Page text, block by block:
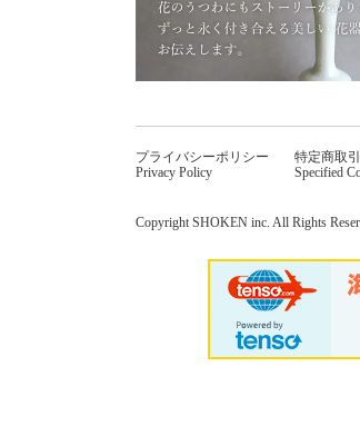
プライバシーポリシー
Privacy Policy
特定商取
Specified
Copyright SHOKEN inc. All Rights